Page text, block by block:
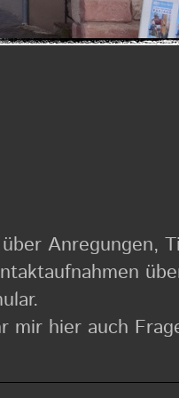
Anregungen,
mir hier auch